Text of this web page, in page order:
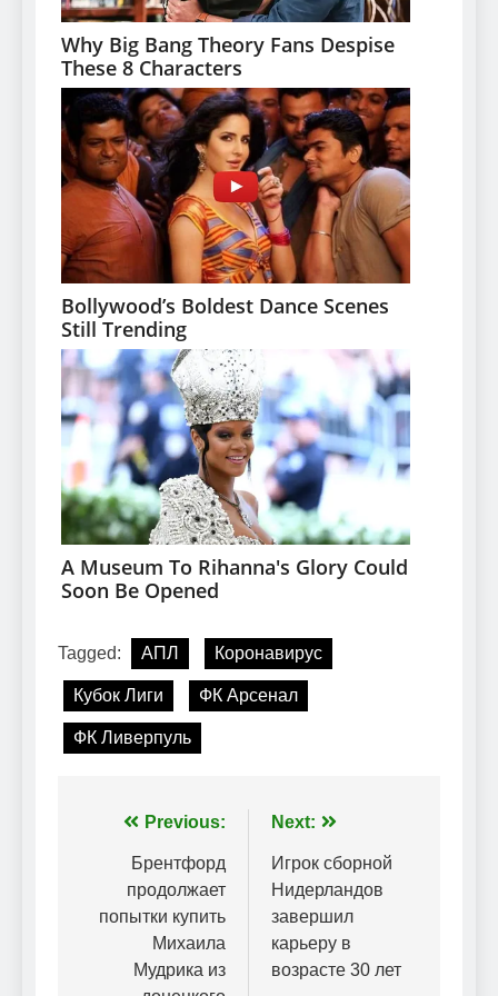
Tagged: АПЛ Коронавирус
Кубок Лиги ФК Арсенал
ФК Ливерпуль
Навігація
записів
Previous:
Брентфорд
продолжает
попытки купить
Михаила
Мудрика из
Next:
Игрок сборной
Нидерландов
завершил
карьеру в
возрасте 30 лет